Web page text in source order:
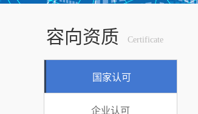
容向资质 Certificate
国家认可
企业认可